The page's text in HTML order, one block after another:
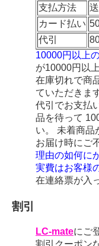
支払方法
カード払い
代引
10000円以上
が10000円以
在庫切れで商
ていただきま
代引でお支払
品を待って
い。 未着商品
お届け時にご
理由の如何に
実費はお客様
在連絡票が入
割引
LC-mateにご
割引クーポン